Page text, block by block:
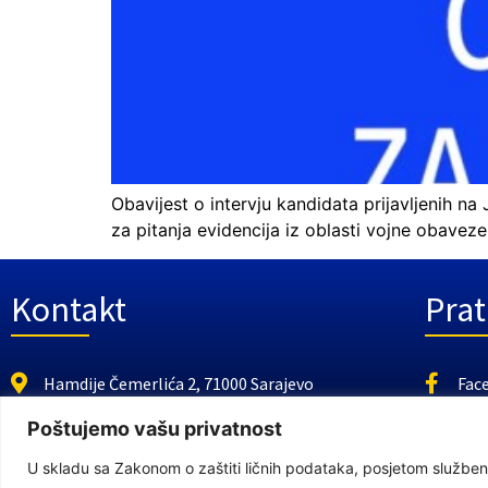
Poštujemo vašu privatnost
U skladu sa Zakonom o zaštiti ličnih podataka, posjetom
Obavijest o intervju kandidata prijavljenih
za pitanja evidencija iz oblasti vojne
Kontakt
Hamdije Čemerlića 2, 71000 Sarajevo
https://fmbi.gov.ba
+387 33 21 29 32